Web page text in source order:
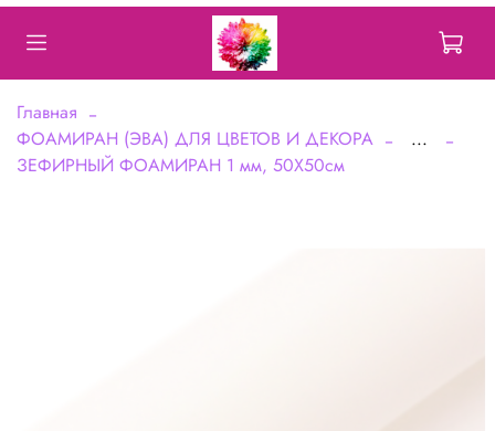
Главная
ФОАМИРАН (ЭВА) ДЛЯ ЦВЕТОВ И ДЕКОРА
...
ЗЕФИРНЫЙ ФОАМИРАН 1 мм, 50Х50см